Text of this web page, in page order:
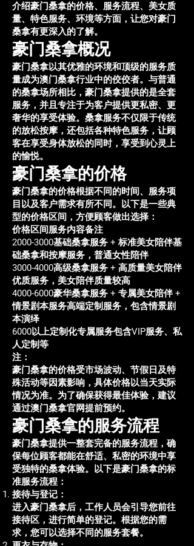
介绍豪门桑拿的价格、服务流程、美女质
量、特色服务、环境等方面，让您对豪门
桑拿有更深入的了解。
豪门桑拿概况
豪门桑拿以其优雅的环境和顶级的服务质
量成为澳门桑拿行业中的佼佼者。与普通
的桑拿场所相比，豪门桑拿提供的是全套
服务，并且专注于为客户提供更私密、更
奢华的享受体验。桑拿服务不仅限于传统
的放松按摩，还包括各种特色服务，让顾
客在享受身体放松的同时，享受到心灵上
的愉悦。
豪门桑拿的价格
豪门桑拿的价格根据不同的时间、服务项
目以及客户需求有所不同。以下是一些典
型的价格区间，方便顾客做出选择：
价格区间服务内容备注
2000-3000基础桑拿服务 + 标准美女陪伴基
础桑拿和按摩服务，普通女性陪伴
3000-4000高级桑拿服务 + 高质量美女陪伴
优质服务，美女陪伴质量较高
4000-6000豪华桑拿服务 + 专属美女陪伴 +
情景剧本服务高端定制服务，包含情景剧
本演绎
6000以上定制化专属服务包含VIP服务、私
人定制等
注：
豪门桑拿的价格受市场波动、节假日及特
殊活动等因素影响，具体价格以当天实际
情况为准。为了确保获得最佳体验，建议
通过澳门桑拿官网提前预约。
豪门桑拿的服务流程
豪门桑拿提供一整套完备的服务流程，确
保每位顾客都能在舒适、私密的环境中享
受独特的桑拿体验。以下是豪门桑拿的标
准服务流程：
接待与登记：
进入豪门桑拿后，工作人员会引导您前往
接待区，进行简单的登记。根据您的需
求，您可以选择不同的服务套餐。